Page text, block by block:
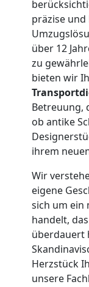
präzise
über 12
zu
bieten wir
Betreuung,
ob antike
ihrem
Wir
eigene
sich um ein
handelt,
überdauert
Herzstück
unsere
Mann
LKW